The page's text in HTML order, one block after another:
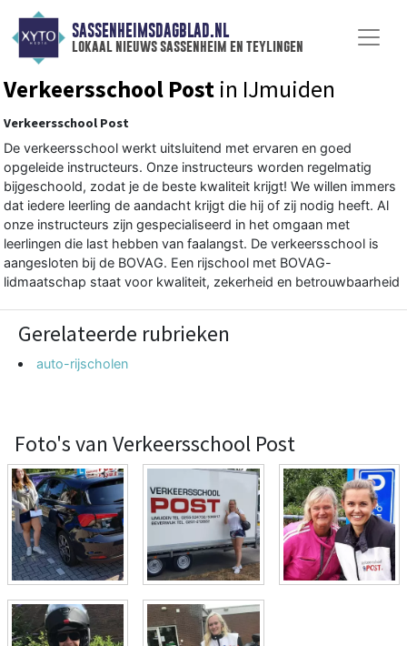
SASSENHEIMSDAGBLAD.NL
lokaal nieuws sassenheim en teylingen
Verkeersschool Post in IJmuiden
Verkeersschool Post
De verkeersschool werkt uitsluitend met ervaren en goed
opgeleide instructeurs. Onze instructeurs worden regelmatig
bijgeschoold, zodat je de beste kwaliteit krijgt! We willen immers
dat iedere leerling de aandacht krijgt die hij of zij nodig heeft. Al
onze instructeurs zijn gespecialiseerd in het omgaan met
leerlingen die last hebben van faalangst. De verkeersschool is
aangesloten bij de BOVAG. Een rijschool met BOVAG-
lidmaatschap staat voor kwaliteit, zekerheid en betrouwbaarheid
Gerelateerde rubrieken
auto-rijscholen
Foto's van Verkeersschool Post